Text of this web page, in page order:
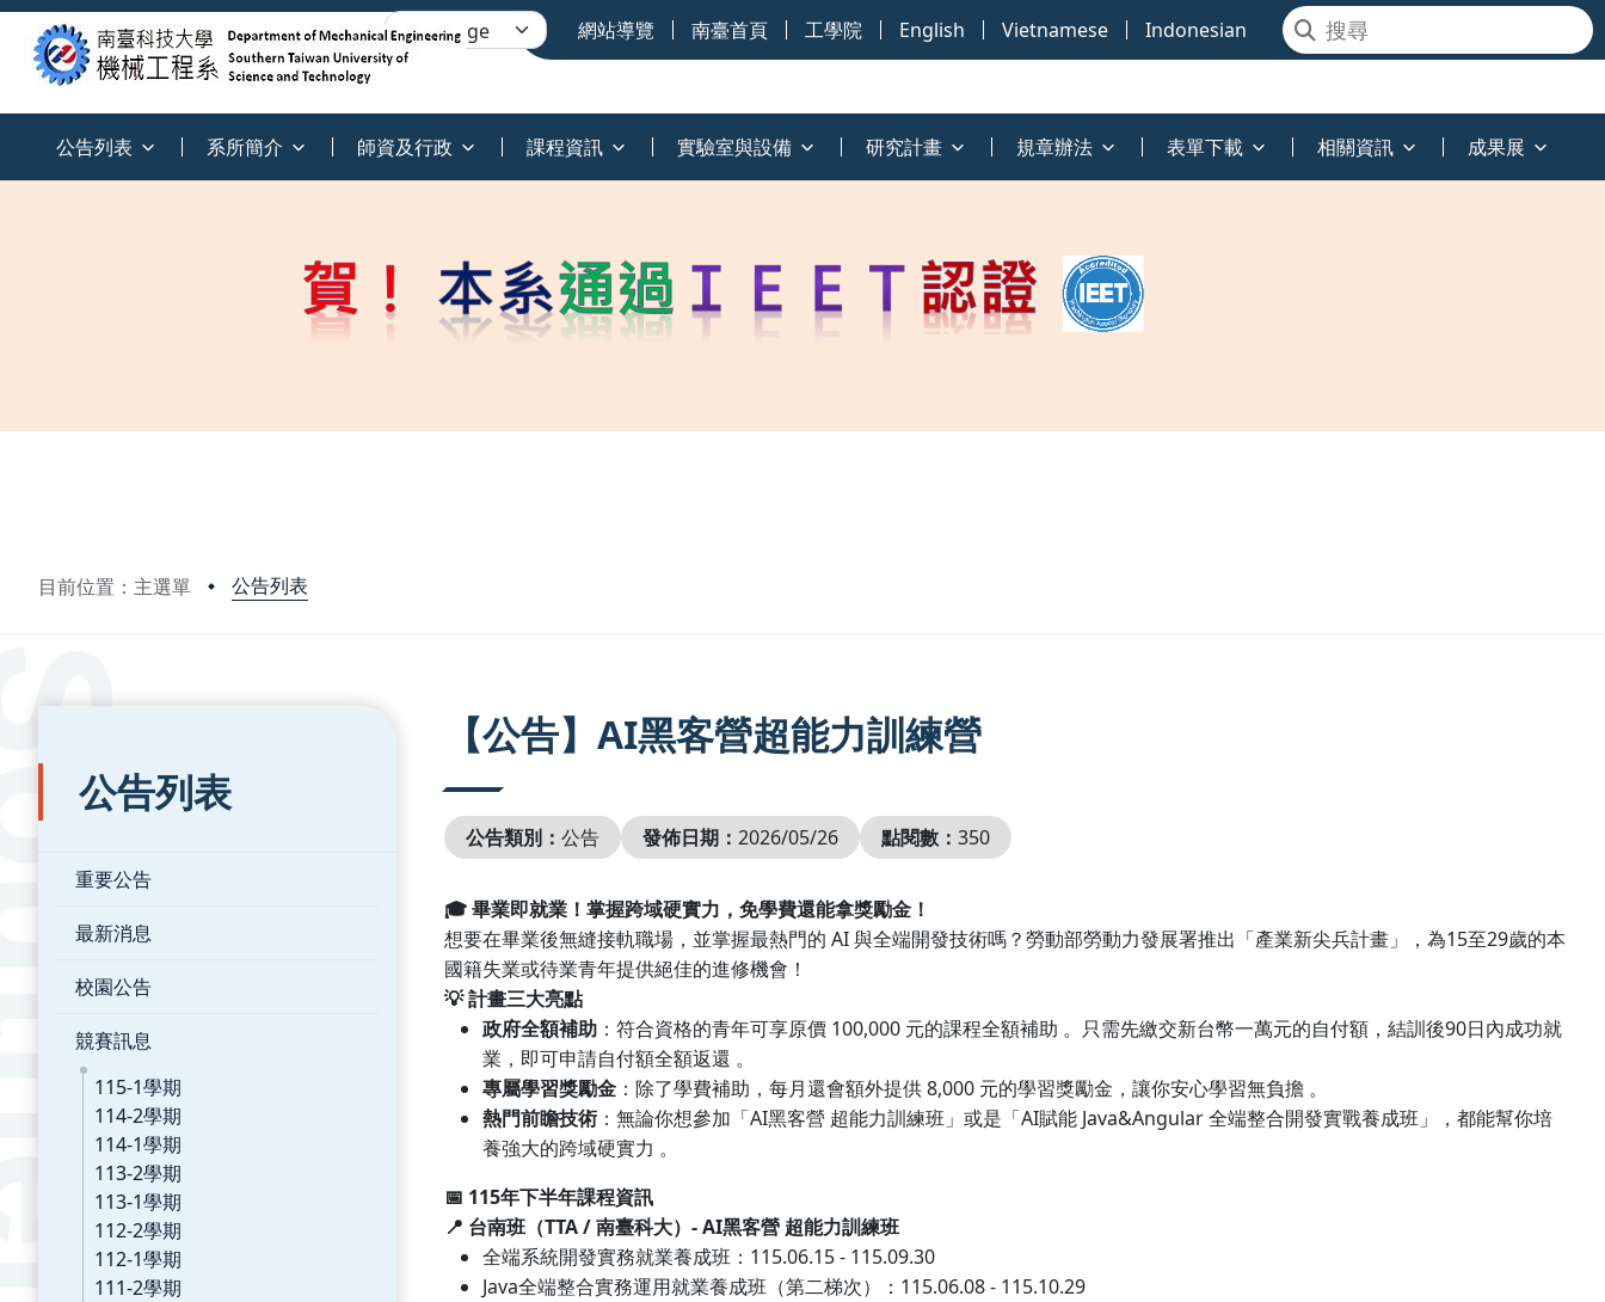
網站導覽 南臺首頁 工學院 English Vietnamese Indonesian
公告列表 系所簡介 師資及行政 課程資訊 實驗室與設備 研究計畫 規章辦法 表單下載 相關資訊 成果展
目前位置：主選單 公告列表
:::
公告列表
重要公告
最新消息
校園公告
競賽訊息
115-1學期
114-2學期
114-1學期
113-2學期
113-1學期
112-2學期
112-1學期
111-2學期
【公告】AI黑客營超能力訓練營
公告類別： 公告 發佈日期： 2026/05/26 點閱數： 350
🎓 畢業即就業！掌握跨域硬實力，免學費還能拿獎勵金！
想要在畢業後無縫接軌職場，並掌握最熱門的 AI 與全端開發技術嗎？勞動部勞動力發展署推出「產業新尖兵計畫」，為15至29歲的本
國籍失業或待業青年提供絕佳的進修機會！
💡 計畫三大亮點
政府全額補助 ：符合資格的青年可享原價 100,000 元的課程全額補助 。只需先繳交新台幣一萬元的自付額，結訓後90日內成功就
業，即可申請自付額全額返還 。
專屬學習獎勵金 ：除了學費補助，每月還會額外提供 8,000 元的學習獎勵金，讓你安心學習無負擔 。
熱門前瞻技術 ：無論你想參加「 AI黑客營 超能力訓練班」或是「 AI賦能 Java&Angular 全端整合開發實戰養成班」，都能幫你培
養強大的跨域硬實力 。
📅 115年下半年課程資訊
📍 台南班（TTA / 南臺科大） - AI黑客營 超能力訓練班
全端系統開發實務就業養成班： 115.06.15 - 115.09.30
Java全端整合實務運用就業養成班（第二梯次）： 115.06.08 - 115.10.29